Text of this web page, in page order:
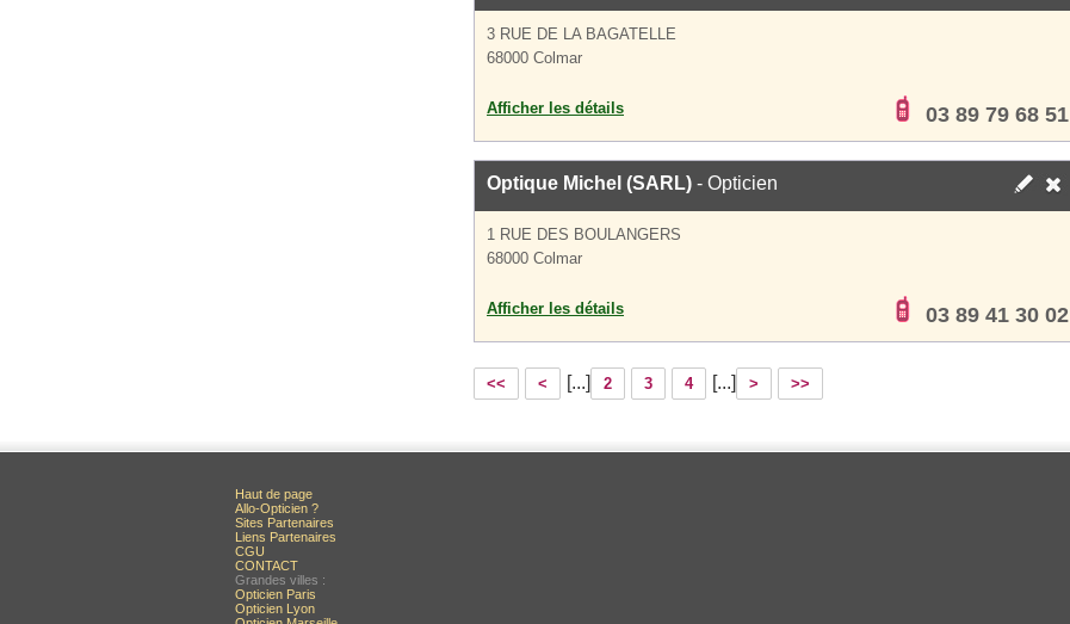
3 RUE DE LA BAGATELLE
68000 Colmar
Afficher les détails 03 89 79 68 51
Optique Michel (SARL) - Opticien
1 RUE DES BOULANGERS
68000 Colmar
Afficher les détails 03 89 41 30 02
<< < [...] 2 3 4 [...] > >>
Haut de page
Allo-Opticien ?
Sites Partenaires
Liens Partenaires
CGU
CONTACT
Grandes villes :
Opticien Paris
Opticien Lyon